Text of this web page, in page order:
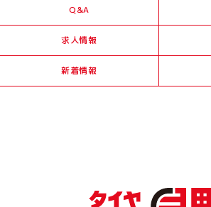
Q&A
求人情報
新着情報